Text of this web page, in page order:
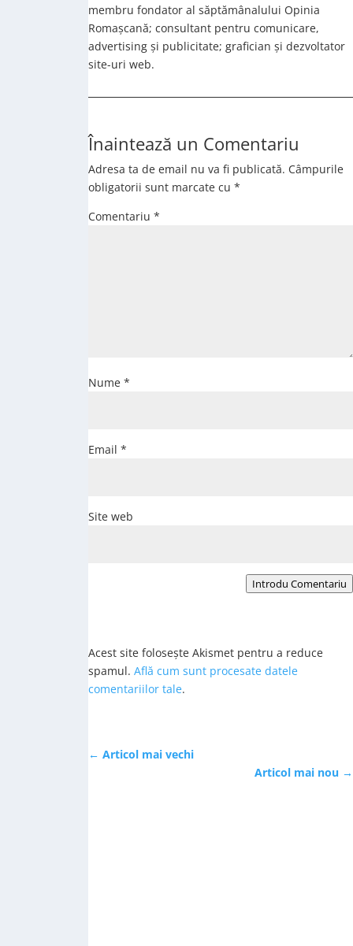
membru fondator al săptămânalului Opinia
Romașcană; consultant pentru comunicare,
advertising și publicitate; grafician și dezvoltator
site-uri web.
Înaintează un Comentariu
Adresa ta de email nu va fi publicată. Câmpurile
obligatorii sunt marcate cu *
Comentariu *
Nume *
Email *
Site web
Introdu Comentariu
Acest site folosește Akismet pentru a reduce
spamul. Află cum sunt procesate datele
comentariilor tale.
← Articol mai vechi
Articol mai nou →